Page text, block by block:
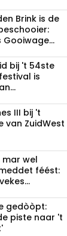
Brink is de
Gooiwage...
bij 't 54ste
is
III bij 't
van ZuidWest
mar wel
féést:
gedòòpt:
piste naar 't